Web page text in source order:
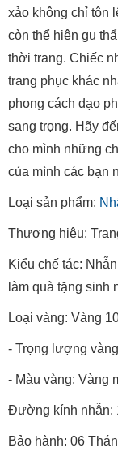
xảo không chỉ tôn
còn thể hiện gu
thời trang. Chiếc
trang phục khác
phong cách dạo
sang trọng. Hãy
cho mình những
của mình các bạn
Loại sản phẩm:
Thương hiệu:
Kiểu chế tác:
làm quà tặng sinh
Loại vàng: Vàng
- Trọng lượng
- Màu vàng: Vàng
Đường kính nhẫn:
Bảo hành: 06